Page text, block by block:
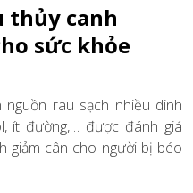
thủy canh
sức khỏe
nguồn rau sạch nhiều dinh
ít đường,… được đánh giá
giảm cân cho người bị béo